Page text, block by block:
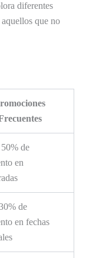
diferentes
que no
de
en
de
en fechas